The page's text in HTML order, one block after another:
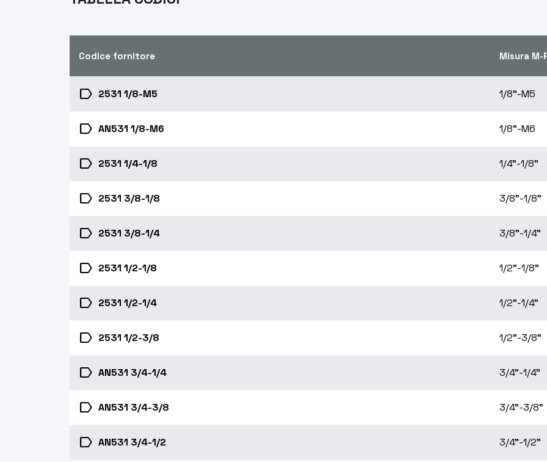
Codice fornitore Misura M-
label 2531 1/8-M5 1/8"-M5
label AN531 1/8-M6 1/8"-M6
label 2531 1/4-1/8 1/4"-1/8"
label 2531 3/8-1/8 3/8"-1/8"
label 2531 3/8-1/4 3/8"-1/4"
label 2531 1/2-1/8 1/2"-1/8"
label 2531 1/2-1/4 1/2"-1/4"
label 2531 1/2-3/8 1/2"-3/8"
label AN531 3/4-1/4 3/4"-1/4"
label AN531 3/4-3/8 3/4"-3/8"
label AN531 3/4-1/2 3/4"-1/2"